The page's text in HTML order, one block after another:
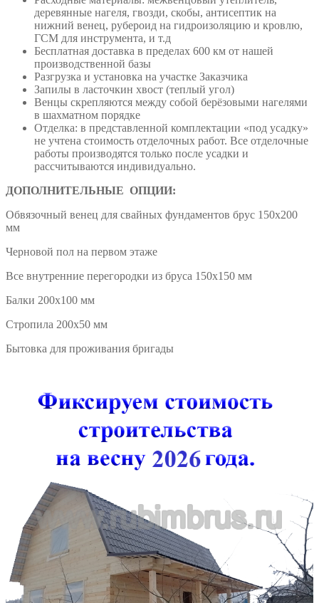
деревянные нагеля, гвозди, скобы, антисептик на
нижний венец, рубероид на гидроизоляцию и кровлю,
ГСМ для инструмента, и т.д
Бесплатная доставка в пределах 600 км от нашей
производственной базы
Разгрузка и установка на участке Заказчика
Запилы в ласточкин хвост (теплый угол)
Венцы скрепляются между собой берёзовыми нагелями
в шахматном порядке
Отделка: в представленной комплектации «под усадку»
не учтена стоимость отделочных работ. Все отделочные
работы производятся только после усадки и
рассчитываются индивидуально.
ДОПОЛНИТЕЛЬНЫЕ ОПЦИИ:
Обвязочный венец для свайных фундаментов брус 150х200
мм
Черновой пол на первом этаже
Все внутренние перегородки из бруса 150х150 мм
Балки 200х100 мм
Стропила 200х50 мм
Бытовка для проживания бригады